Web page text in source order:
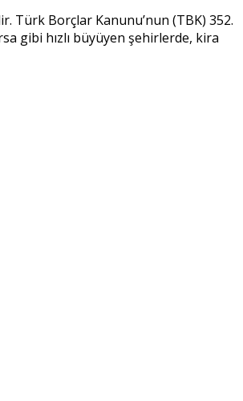
Türk Borçlar Kanunu’nun (TBK) 352.
gibi hızlı büyüyen şehirlerde, kira